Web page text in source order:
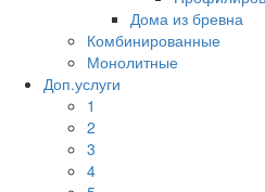
Дома из бревна
Комбинированные
Монолитные
Доп.услуги
1
2
3
4